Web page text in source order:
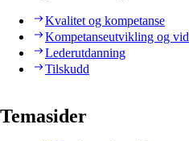
Kvalitet og kompetanse
Kompetanseutvikling og
Lederutdanning
Tilskudd
Temasider